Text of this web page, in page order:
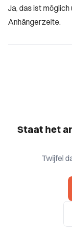
Ja, das ist
Anhängerzelte.
Staat het
Twijfel